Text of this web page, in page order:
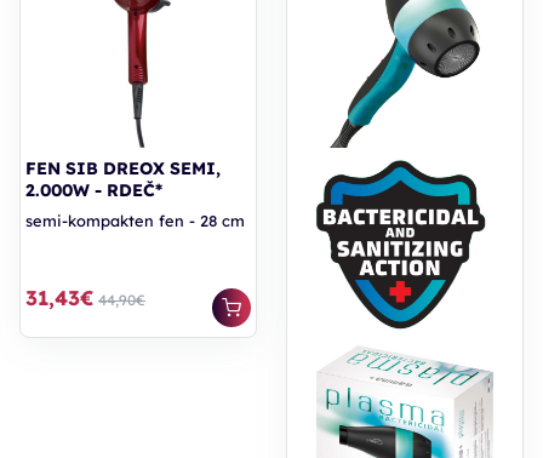
FEN SIB DREOX SEMI,
2.000W - RDEČ*
semi-kompakten fen - 28 cm
31,43€ 44,90€